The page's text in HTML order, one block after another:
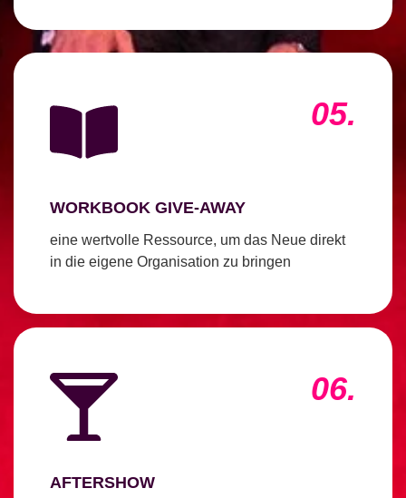
05.
WORKBOOK GIVE-AWAY
eine wertvolle Ressource, um das Neue direkt
in die eigene Organisation zu bringen
06.
AFTERSHOW